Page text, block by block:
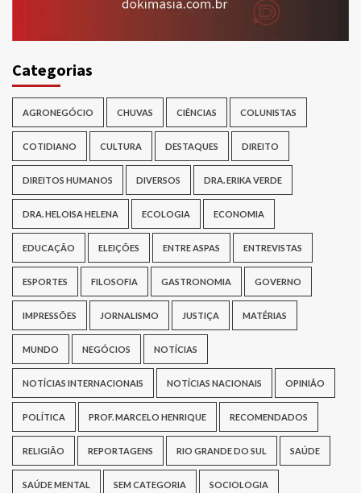
Categorias
AGRONEGÓCIO CHUVAS CIÊNCIAS COLUNISTAS
COTIDIANO CULTURA DESTAQUES DIREITO
DIREITOS HUMANOS DIVERSOS DRA. ERIKA VERDE
DRA. HELOISA HELENA ECOLOGIA ECONOMIA
EDUCAÇÃO ELEIÇÕES ENTRE ASPAS ENTREVISTAS
ESPORTES FILOSOFIA GASTRONOMIA GOVERNO
IMPRESSÕES JORNALISMO JUSTIÇA MATÉRIAS
MUNDO NEGÓCIOS NOTÍCIAS
NOTÍCIAS INTERNACIONAIS NOTÍCIAS NACIONAIS OPINIÃO
POLÍTICA PROF. MARCELO HENRIQUE RECOMENDADOS
RELIGIÃO REPORTAGENS RIO GRANDE DO SUL SAÚDE
SAÚDE MENTAL SEM CATEGORIA SOCIOLOGIA